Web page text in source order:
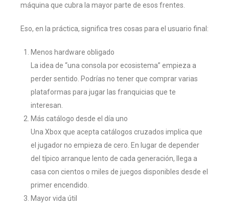
máquina que cubra la mayor parte de esos frentes.
Eso, en la práctica, significa tres cosas para el usuario final:
Menos hardware obligado
La idea de “una consola por ecosistema” empieza a
perder sentido. Podrías no tener que comprar varias
plataformas para jugar las franquicias que te
interesan.
Más catálogo desde el día uno
Una Xbox que acepta catálogos cruzados implica que
el jugador no empieza de cero. En lugar de depender
del típico arranque lento de cada generación, llega a
casa con cientos o miles de juegos disponibles desde el
primer encendido.
Mayor vida útil